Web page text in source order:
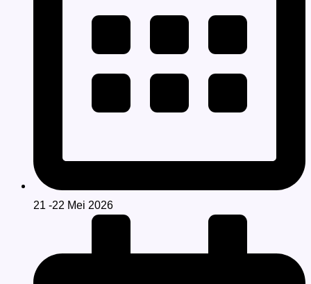
21 -22 Mei 2026